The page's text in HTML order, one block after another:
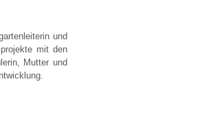
und
mit den
Mutter und